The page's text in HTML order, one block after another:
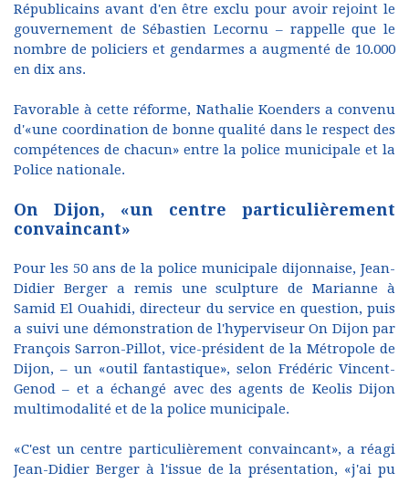
Républicains avant d'en être exclu pour avoir rejoint le
gouvernement de Sébastien Lecornu – rappelle que le
nombre de policiers et gendarmes a augmenté de 10.000
en dix ans.
Favorable à cette réforme, Nathalie Koenders a convenu
d'«une coordination de bonne qualité dans le respect des
compétences de chacun» entre la police municipale et la
Police nationale.
On Dijon, «un centre particulièrement
convaincant»
Pour les 50 ans de la police municipale dijonnaise, Jean-
Didier Berger a remis une sculpture de Marianne à
Samid El Ouahidi, directeur du service en question, puis
a suivi une démonstration de l'hyperviseur On Dijon par
François Sarron-Pillot, vice-président de la Métropole de
Dijon, – un «outil fantastique», selon Frédéric Vincent-
Genod – et a échangé avec des agents de Keolis Dijon
multimodalité et de la police municipale.
«C'est un centre particulièrement convaincant», a réagi
Jean-Didier Berger à l'issue de la présentation, «j'ai pu